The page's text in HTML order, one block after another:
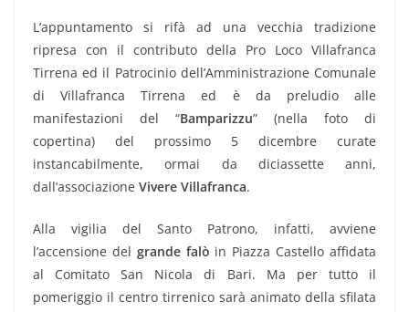
L’appuntamento si rifà ad una vecchia tradizione
ripresa con il contributo della Pro Loco Villafranca
Tirrena ed il Patrocinio dell’Amministrazione Comunale
di Villafranca Tirrena ed è da preludio alle
manifestazioni del “Bamparizzu” (nella foto di
copertina) del prossimo 5 dicembre curate
instancabilmente, ormai da diciassette anni,
dall’associazione Vivere Villafranca.
Alla vigilia del Santo Patrono, infatti, avviene
l’accensione del grande falò in Piazza Castello affidata
al Comitato San Nicola di Bari. Ma per tutto il
pomeriggio il centro tirrenico sarà animato della sfilata